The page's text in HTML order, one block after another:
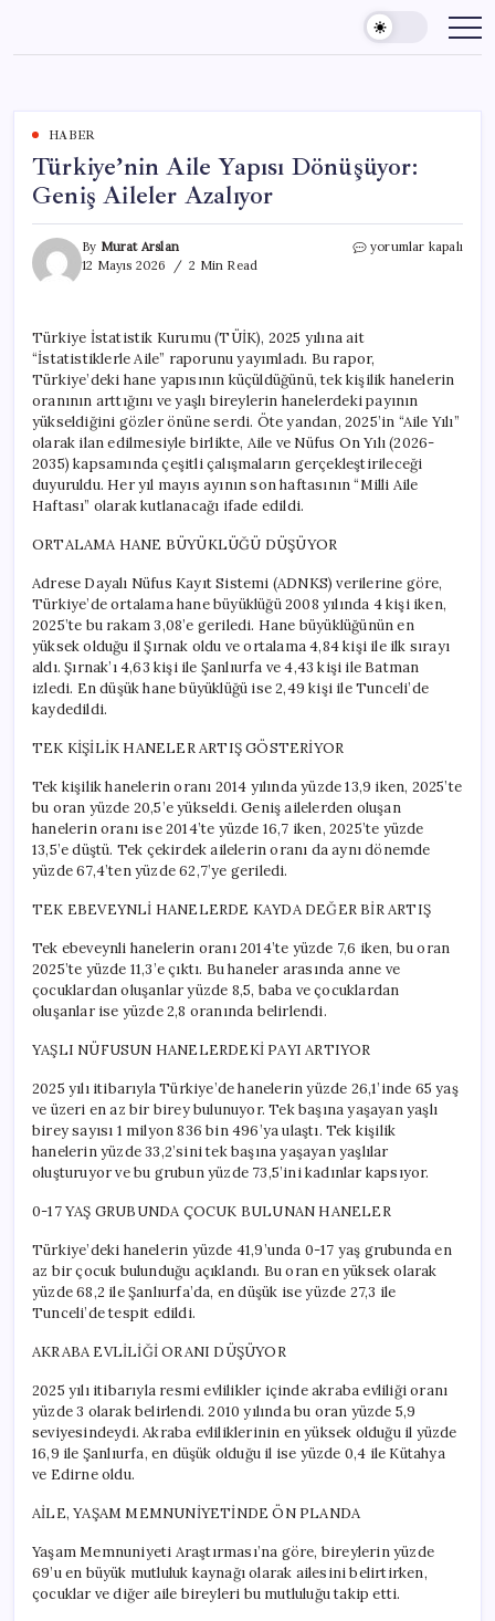
content
HABER
Türkiye’nin Aile Yapısı Dönüşüyor:
Geniş Aileler Azalıyor
By Murat Arslan
12 Mayıs 2026
2 Min Read
Türkiye’nin
Azalıyor
için
yorumlar kapalı
Türkiye İstatistik Kurumu (TÜİK), 2025 yılına ait
“İstatistiklerle Aile” raporunu yayımladı. Bu rapor,
Türkiye’deki hane yapısının küçüldüğünü, tek kişilik hanelerin
oranının arttığını ve yaşlı bireylerin hanelerdeki payının
yükseldiğini gözler önüne serdi. Öte yandan, 2025’in “Aile Yılı”
olarak ilan edilmesiyle birlikte, Aile ve Nüfus On Yılı (2026-
2035) kapsamında çeşitli çalışmaların gerçekleştirileceği
duyuruldu. Her yıl mayıs ayının son haftasının “Milli Aile
Haftası” olarak kutlanacağı ifade edildi.
ORTALAMA HANE BÜYÜKLÜĞÜ DÜŞÜYOR
Adrese Dayalı Nüfus Kayıt Sistemi (ADNKS) verilerine göre,
Türkiye’de ortalama hane büyüklüğü 2008 yılında 4 kişi iken,
2025’te bu rakam 3,08’e geriledi. Hane büyüklüğünün en
yüksek olduğu il Şırnak oldu ve ortalama 4,84 kişi ile ilk sırayı
aldı. Şırnak’ı 4,63 kişi ile Şanlıurfa ve 4,43 kişi ile Batman
izledi. En düşük hane büyüklüğü ise 2,49 kişi ile Tunceli’de
kaydedildi.
TEK KİŞİLİK HANELER ARTIŞ GÖSTERİYOR
Tek kişilik hanelerin oranı 2014 yılında yüzde 13,9 iken, 2025’te
bu oran yüzde 20,5’e yükseldi. Geniş ailelerden oluşan
hanelerin oranı ise 2014’te yüzde 16,7 iken, 2025’te yüzde
13,5’e düştü. Tek çekirdek ailelerin oranı da aynı dönemde
yüzde 67,4’ten yüzde 62,7’ye geriledi.
TEK EBEVEYNLİ HANELERDE KAYDA DEĞER BİR ARTIŞ
Tek ebeveynli hanelerin oranı 2014’te yüzde 7,6 iken, bu oran
2025’te yüzde 11,3’e çıktı. Bu haneler arasında anne ve
çocuklardan oluşanlar yüzde 8,5, baba ve çocuklardan
oluşanlar ise yüzde 2,8 oranında belirlendi.
YAŞLI NÜFUSUN HANELERDEKİ PAYI ARTIYOR
2025 yılı itibarıyla Türkiye’de hanelerin yüzde 26,1’inde 65 yaş
ve üzeri en az bir birey bulunuyor. Tek başına yaşayan yaşlı
birey sayısı 1 milyon 836 bin 496’ya ulaştı. Tek kişilik
hanelerin yüzde 33,2’sini tek başına yaşayan yaşlılar
oluşturuyor ve bu grubun yüzde 73,5’ini kadınlar kapsıyor.
0-17 YAŞ GRUBUNDA ÇOCUK BULUNAN HANELER
Türkiye’deki hanelerin yüzde 41,9’unda 0-17 yaş grubunda en
az bir çocuk bulunduğu açıklandı. Bu oran en yüksek olarak
yüzde 68,2 ile Şanlıurfa’da, en düşük ise yüzde 27,3 ile
Tunceli’de tespit edildi.
AKRABA EVLİLİĞİ ORANI DÜŞÜYOR
2025 yılı itibarıyla resmi evlilikler içinde akraba evliliği oranı
yüzde 3 olarak belirlendi. 2010 yılında bu oran yüzde 5,9
seviyesindeydi. Akraba evliliklerinin en yüksek olduğu il yüzde
16,9 ile Şanlıurfa, en düşük olduğu il ise yüzde 0,4 ile Kütahya
ve Edirne oldu.
AİLE, YAŞAM MEMNUNİYETİNDE ÖN PLANDA
Yaşam Memnuniyeti Araştırması’na göre, bireylerin yüzde
69’u en büyük mutluluk kaynağı olarak ailesini belirtirken,
çocuklar ve diğer aile bireyleri bu mutluluğu takip etti.